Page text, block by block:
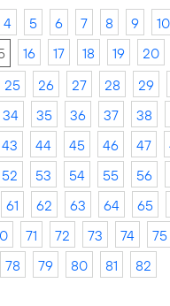
4 5 6 7 8 9 10
16 17 18 19 20
25 26 27 28 29
34 35 36 37 38
43 44 45 46 47
52 53 54 55 56
61 62 63 64 65
71 72 73 74 75
78
79 80 81 82